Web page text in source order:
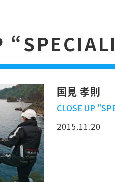
国見 孝則
CLOSE UP
2015.11.20